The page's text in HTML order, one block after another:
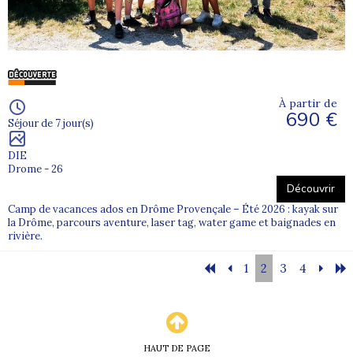
Séjour de 7 jour(s)
DIE
Drome - 26
À partir de
690 €
Découvrir
Camp de vacances ados en Drôme Provençale – Été 2026 : kayak sur
la Drôme, parcours aventure, laser tag, water game et baignades en
rivière.
1 2 3 4
HAUT DE PAGE